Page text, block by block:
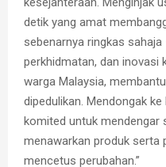
detik yang amat
sebenarnya ringkas
perkhidmatan, dan inovasi
warga Malaysia,
dipedulikan. Mendongak
komited untuk mendengar
menawarkan produk serta
mencetus perubahan.”